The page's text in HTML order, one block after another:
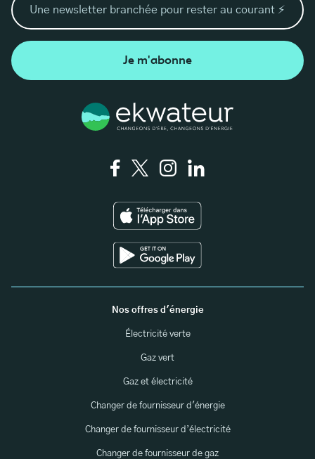
Je m'abonne
Nos offres d'énergie
Électricité verte
Gaz vert
Gaz et électricité
Changer de fournisseur d'énergie
Changer de fournisseur d’électricité
Changer de fournisseur de gaz